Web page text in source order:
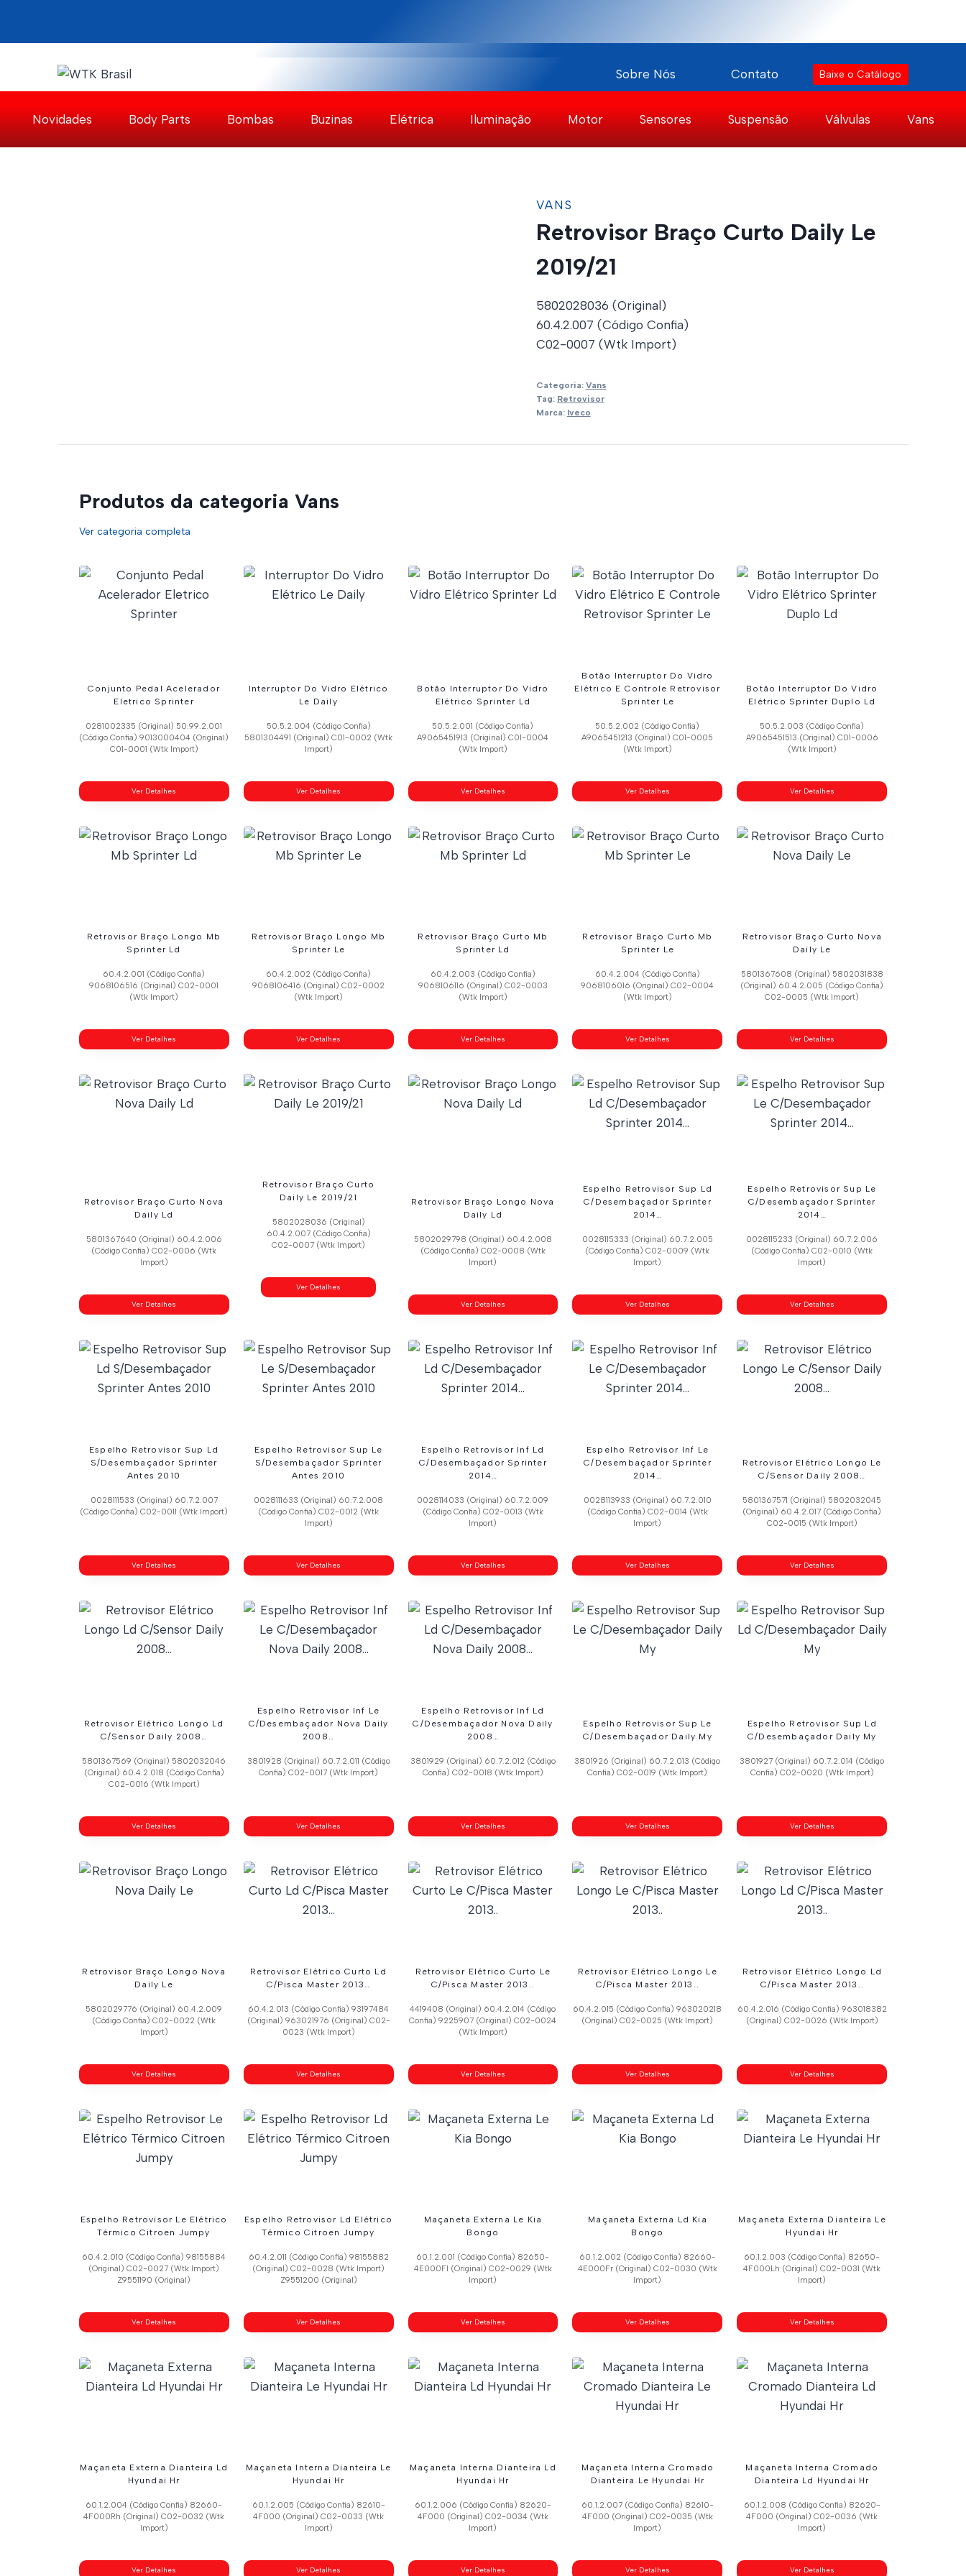
o
Sobre Nós Contato Baixe o Catálogo
Novidades Body Parts Bombas Buzinas Elétrica Iluminação Motor Sensores Suspensão Válvulas Vans
VANS
Retrovisor Braço Curto Daily Le
2019/21
5802028036 (Original)
60.4.2.007 (Código Confia)
C02-0007 (Wtk Import)
Categoria: Vans
Tag: Retrovisor
Marca: Iveco
Produtos da categoria Vans
Ver categoria completa
Conjunto Pedal Acelerador
Eletrico Sprinter
0281002335 (Original) 50.99.2.001
(Código Confia) 9013000404 (Original)
C01-0001 (Wtk Import)
Ver Detalhes
Interruptor Do Vidro Elétrico
Le Daily
50.5.2.004 (Código Confia)
5801304491 (Original) C01-0002 (Wtk
Import)
Ver Detalhes
Botão Interruptor Do Vidro
Elétrico Sprinter Ld
50.5.2.001 (Código Confia)
A9065451913 (Original) C01-0004
(Wtk Import)
Ver Detalhes
Botão Interruptor Do Vidro
Elétrico E Controle Retrovisor
Sprinter Le
50.5.2.002 (Código Confia)
A9065451213 (Original) C01-0005
(Wtk Import)
Ver Detalhes
Botão Interruptor Do Vidro
Elétrico Sprinter Duplo Ld
50.5.2.003 (Código Confia)
A9065451513 (Original) C01-0006
(Wtk Import)
Ver Detalhes
Retrovisor Braço Longo Mb
Sprinter Ld
60.4.2.001 (Código Confia)
9068106516 (Original) C02-0001
(Wtk Import)
Ver Detalhes
Retrovisor Braço Longo Mb
Sprinter Le
60.4.2.002 (Código Confia)
9068106416 (Original) C02-0002
(Wtk Import)
Ver Detalhes
Retrovisor Braço Curto Mb
Sprinter Ld
60.4.2.003 (Código Confia)
9068106116 (Original) C02-0003
(Wtk Import)
Ver Detalhes
Retrovisor Braço Curto Mb
Sprinter Le
60.4.2.004 (Código Confia)
9068106016 (Original) C02-0004
(Wtk Import)
Ver Detalhes
Retrovisor Braço Curto Nova
Daily Le
5801367608 (Original) 5802031838
(Original) 60.4.2.005 (Código Confia)
C02-0005 (Wtk Import)
Ver Detalhes
Retrovisor Braço Curto Nova
Daily Ld
5801367640 (Original) 60.4.2.006
(Código Confia) C02-0006 (Wtk
Import)
Ver Detalhes
Retrovisor Braço Curto
Daily Le 2019/21
5802028036 (Original)
60.4.2.007 (Código Confia)
C02-0007 (Wtk Import)
Ver Detalhes
Retrovisor Braço Longo Nova
Daily Ld
5802029798 (Original) 60.4.2.008
(Código Confia) C02-0008 (Wtk
Import)
Ver Detalhes
Espelho Retrovisor Sup Ld
C/Desembaçador Sprinter
2014…
0028115333 (Original) 60.7.2.005
(Código Confia) C02-0009 (Wtk
Import)
Ver Detalhes
Espelho Retrovisor Sup Le
C/Desembaçador Sprinter
2014…
0028115233 (Original) 60.7.2.006
(Código Confia) C02-0010 (Wtk
Import)
Ver Detalhes
Espelho Retrovisor Sup Ld
S/Desembaçador Sprinter
Antes 2010
0028111533 (Original) 60.7.2.007
(Código Confia) C02-0011 (Wtk Import)
Ver Detalhes
Espelho Retrovisor Sup Le
S/Desembaçador Sprinter
Antes 2010
0028111633 (Original) 60.7.2.008
(Código Confia) C02-0012 (Wtk
Import)
Ver Detalhes
Espelho Retrovisor Inf Ld
C/Desembaçador Sprinter
2014…
0028114033 (Original) 60.7.2.009
(Código Confia) C02-0013 (Wtk
Import)
Ver Detalhes
Espelho Retrovisor Inf Le
C/Desembaçador Sprinter
2014…
0028113933 (Original) 60.7.2.010
(Código Confia) C02-0014 (Wtk
Import)
Ver Detalhes
Retrovisor Elétrico Longo Le
C/Sensor Daily 2008…
5801367571 (Original) 5802032045
(Original) 60.4.2.017 (Código Confia)
C02-0015 (Wtk Import)
Ver Detalhes
Retrovisor Elétrico Longo Ld
C/Sensor Daily 2008…
5801367569 (Original) 5802032046
(Original) 60.4.2.018 (Código Confia)
C02-0016 (Wtk Import)
Ver Detalhes
Espelho Retrovisor Inf Le
C/Desembaçador Nova Daily
2008…
3801928 (Original) 60.7.2.011 (Código
Confia) C02-0017 (Wtk Import)
Ver Detalhes
Espelho Retrovisor Inf Ld
C/Desembaçador Nova Daily
2008…
3801929 (Original) 60.7.2.012 (Código
Confia) C02-0018 (Wtk Import)
Ver Detalhes
Espelho Retrovisor Sup Le
C/Desembaçador Daily My
3801926 (Original) 60.7.2.013 (Código
Confia) C02-0019 (Wtk Import)
Ver Detalhes
Espelho Retrovisor Sup Ld
C/Desembaçador Daily My
3801927 (Original) 60.7.2.014 (Código
Confia) C02-0020 (Wtk Import)
Ver Detalhes
Retrovisor Braço Longo Nova
Daily Le
5802029776 (Original) 60.4.2.009
(Código Confia) C02-0022 (Wtk
Import)
Ver Detalhes
Retrovisor Elétrico Curto Ld
C/Pisca Master 2013…
60.4.2.013 (Código Confia) 93197484
(Original) 963021976 (Original) C02-
0023 (Wtk Import)
Ver Detalhes
Retrovisor Elétrico Curto Le
C/Pisca Master 2013..
4419408 (Original) 60.4.2.014 (Código
Confia) 9225907 (Original) C02-0024
(Wtk Import)
Ver Detalhes
Retrovisor Elétrico Longo Le
C/Pisca Master 2013..
60.4.2.015 (Código Confia) 963020218
(Original) C02-0025 (Wtk Import)
Ver Detalhes
Retrovisor Elétrico Longo Ld
C/Pisca Master 2013..
60.4.2.016 (Código Confia) 963018382
(Original) C02-0026 (Wtk Import)
Ver Detalhes
Espelho Retrovisor Le Elétrico
Térmico Citroen Jumpy
60.4.2.010 (Código Confia) 98155884
(Original) C02-0027 (Wtk Import)
Z9551190 (Original)
Ver Detalhes
Espelho Retrovisor Ld Elétrico
Térmico Citroen Jumpy
60.4.2.011 (Código Confia) 98155882
(Original) C02-0028 (Wtk Import)
Z9551200 (Original)
Ver Detalhes
Maçaneta Externa Le Kia
Bongo
60.1.2.001 (Código Confia) 82650-
4E000Fl (Original) C02-0029 (Wtk
Import)
Ver Detalhes
Maçaneta Externa Ld Kia
Bongo
60.1.2.002 (Código Confia) 82660-
4E000Fr (Original) C02-0030 (Wtk
Import)
Ver Detalhes
Maçaneta Externa Dianteira Le
Hyundai Hr
60.1.2.003 (Código Confia) 82650-
4F000Lh (Original) C02-0031 (Wtk
Import)
Ver Detalhes
Maçaneta Externa Dianteira Ld
Hyundai Hr
60.1.2.004 (Código Confia) 82660-
4F000Rh (Original) C02-0032 (Wtk
Import)
Ver Detalhes
Maçaneta Interna Dianteira Le
Hyundai Hr
60.1.2.005 (Código Confia) 82610-
4F000 (Original) C02-0033 (Wtk
Import)
Ver Detalhes
Maçaneta Interna Dianteira Ld
Hyundai Hr
60.1.2.006 (Código Confia) 82620-
4F000 (Original) C02-0034 (Wtk
Import)
Ver Detalhes
Maçaneta Interna Cromado
Dianteira Le Hyundai Hr
60.1.2.007 (Código Confia) 82610-
4F000 (Original) C02-0035 (Wtk
Import)
Ver Detalhes
Maçaneta Interna Cromado
Dianteira Ld Hyundai Hr
60.1.2.008 (Código Confia) 82620-
4F000 (Original) C02-0036 (Wtk
Import)
Ver Detalhes